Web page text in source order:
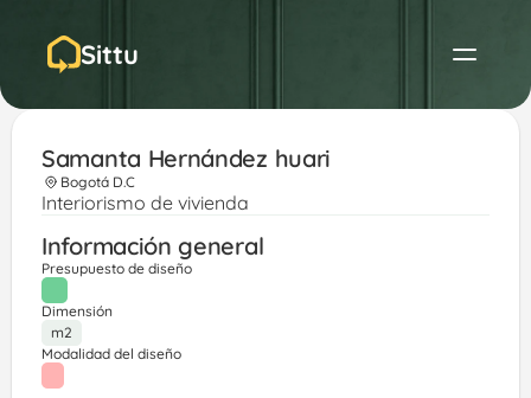
Sittu
Samanta Hernández huari
Bogotá D.C
Interiorismo de vivienda
Información general
Presupuesto de diseño
Dimensión
m2
Modalidad del diseño